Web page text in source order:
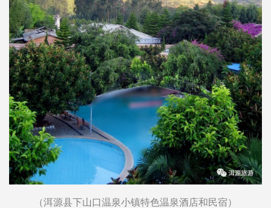
（洱源县下山口温泉小镇特色温泉酒店和民宿）